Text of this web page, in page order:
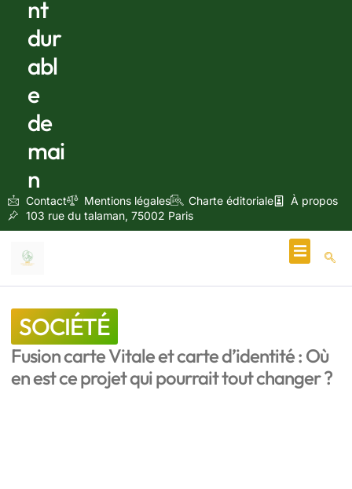
nt
dur
abl
e
de
mai
n
Contact Mentions légales Charte éditoriale
À propos
103 rue du talaman, 75002 Paris
SOCIÉTÉ
Fusion carte Vitale et carte d’identité : Où
en est ce projet qui pourrait tout changer ?